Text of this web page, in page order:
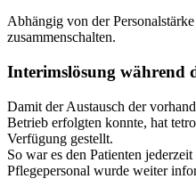
Abhängig von der
zusammenschalten.
Interimslösung während
Damit der Austausch der
Betrieb erfolgten konnte, hat
Verfügung gestellt.
So war es den Patienten
Pflegepersonal wurde weiter